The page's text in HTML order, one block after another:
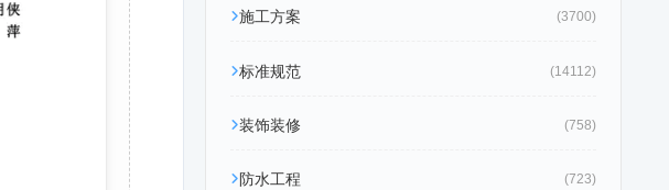
施工方案 (3700)
标准规范 (14112)
装饰装修 (758)
防水工程 (723)